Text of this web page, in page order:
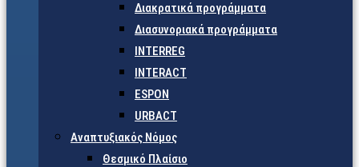
Διακρατικά προγράμματα
Διασυνοριακά προγράμματα
INTERREG
INTERACT
ESPON
URBACT
Αναπτυξιακός Νόμος
Θεσμικό Πλαίσιο